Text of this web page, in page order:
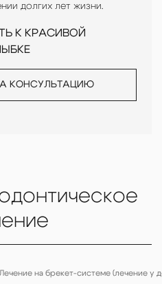
долгих лет жизни.
К КРАСИВОЙ
КОНСУЛЬТАЦИЮ
Лечение на брекет-системе (лечение у